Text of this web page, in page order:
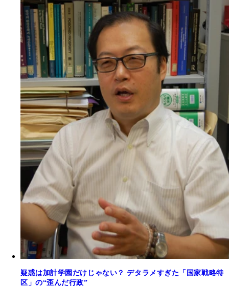
疑惑は加計学園だけじゃない？ デタラメすぎた「国家戦略特
区」の“歪んだ行政”